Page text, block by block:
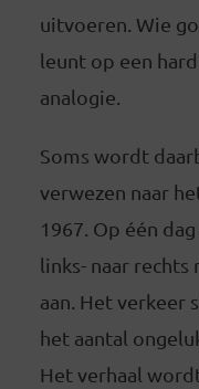
uitvoeren. Wie
leunt op een
analogie.
Soms wordt
verwezen naar
1967. Op één
links- naar rechts
aan. Het verkeer
het aantal
Het verhaal